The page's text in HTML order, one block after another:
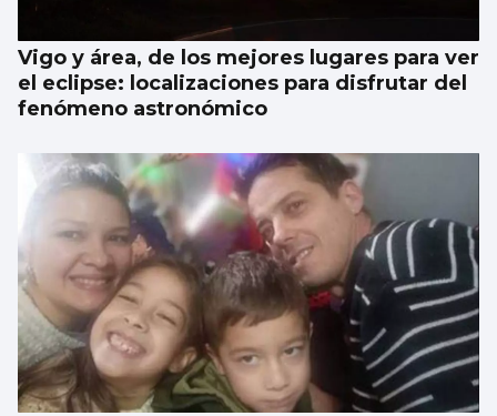
Vigo y área, de los mejores lugares para ver
el eclipse: localizaciones para disfrutar del
fenómeno astronómico